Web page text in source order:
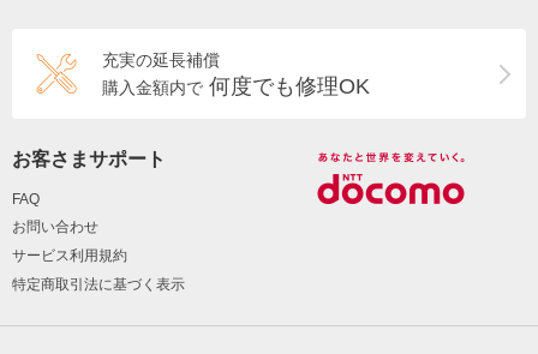
充実の延長補償
購入金額内で 何度でも修理OK
お客さまサポート
FAQ
お問い合わせ
サービス利用規約
特定商取引法に基づく表示